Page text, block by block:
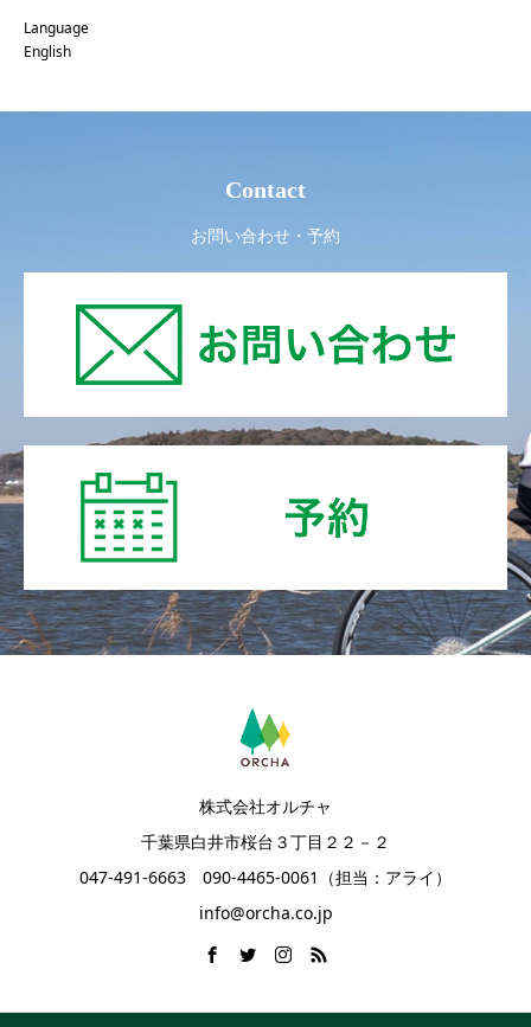
Language
English
Contact
お問い合わせ・予約
株式会社オルチャ
千葉県白井市桜台３丁目２２－２
047-491-6663 090-4465-0061（担当：アライ）
info@orcha.co.jp